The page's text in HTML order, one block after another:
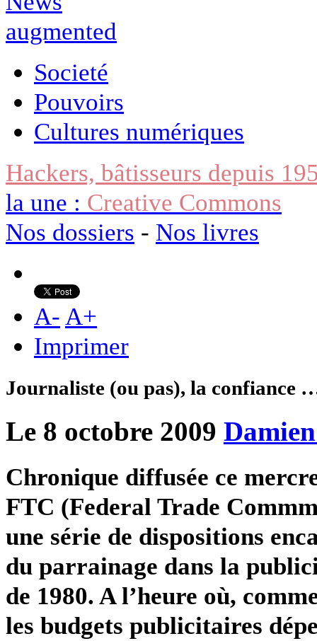
Societé
Pouvoirs
Cultures numériques
Hackers, bâtisseurs depuis
la une : Creative Commons
Nos dossiers - Nos livres
A- A+
Imprimer
Journaliste (ou pas), la confiance
Le 8 octobre 2009
Chronique diffusée ce
FTC (Federal Trade
une série de dispositions
du parrainage dans la
de 1980. A l’heure où,
les budgets publicitaires